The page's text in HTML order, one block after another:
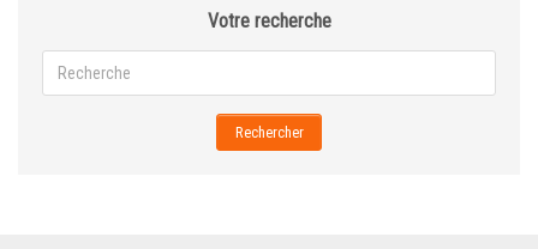
Votre recherche
Rechercher